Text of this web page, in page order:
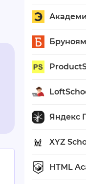
Бруноям
Яндекс
XYZ
HTML